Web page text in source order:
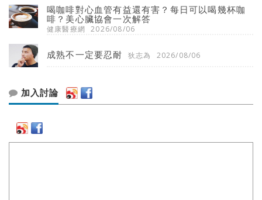
喝咖啡對心血管有益還有害？每日可以喝幾杯咖
啡？美心臟協會一次解答
健康醫療網 2026/08/06
成熟不一定要忍耐 狄志為 2026/08/06
加入討論